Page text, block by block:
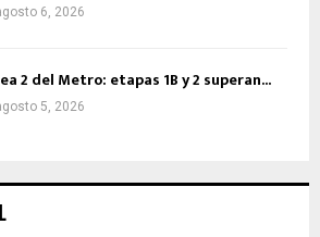
6, 2026
2 del Metro: etapas 1B y 2 superan...
5, 2026